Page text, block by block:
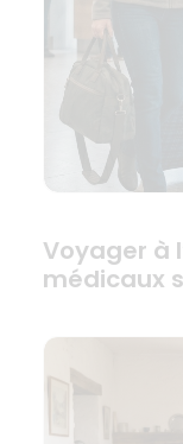
Voyager à
médicaux